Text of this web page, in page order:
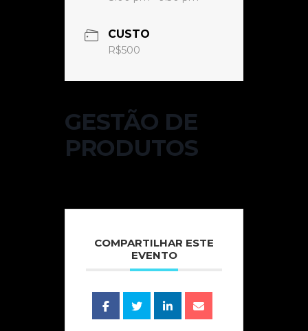
CUSTO
R$500
GESTÃO DE
PRODUTOS
COMPARTILHAR ESTE
EVENTO